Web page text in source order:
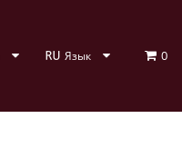
Язык 0